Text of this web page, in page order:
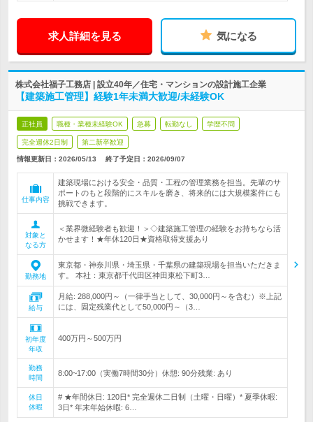
求人詳細を見る 気になる
株式会社福子工務店 | 設立40年／住宅・マンションの設計施工企業
【建築施工管理】経験1年未満大歓迎/未経験OK
正社員 職種・業種未経験OK 急募 転勤なし 学歴不問
完全週休2日制 第二新卒歓迎
情報更新日：2026/05/13 終了予定日： 2026/09/07
仕事内容
建築現場における安全・品質・工程の管理業務を担当。先輩のサ
ポートのもと段階的にスキルを磨き、将来的には大規模案件にも
挑戦できます。
対象と
なる方
＜業界微経験者も歓迎！＞◇建築施工管理の経験をお持ちなら活
かせます！★年休120日★資格取得支援あり
勤務地
東京都・神奈川県・埼玉県・千葉県の建築現場を担当いただきま
す。 本社：東京都千代田区神田東松下町3…
給与
月給: 288,000円～（一律手当として、30,000円～を含む）※上記
には、固定残業代として50,000円～（3…
初年度
年収
400万円～500万円
勤務
時間
8:00~17:00（実働7時間30分）休憩: 90分残業: あり
休日
休暇
# ★年間休日: 120日* 完全週休二日制（土曜・日曜）* 夏季休暇:
3日* 年末年始休暇: 6…